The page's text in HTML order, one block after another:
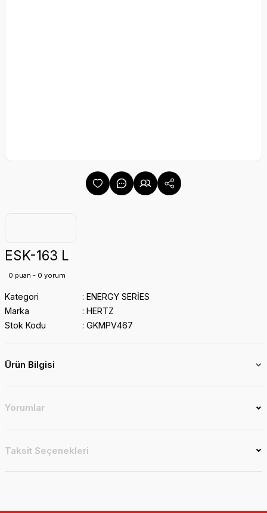
ESK-163 L
0 puan - 0 yorum
Kategori
ENERGY SERİES
Marka
HERTZ
Stok Kodu
GKMPV467
Ürün Bilgisi
Yorumlar
Taksit Seçenekleri